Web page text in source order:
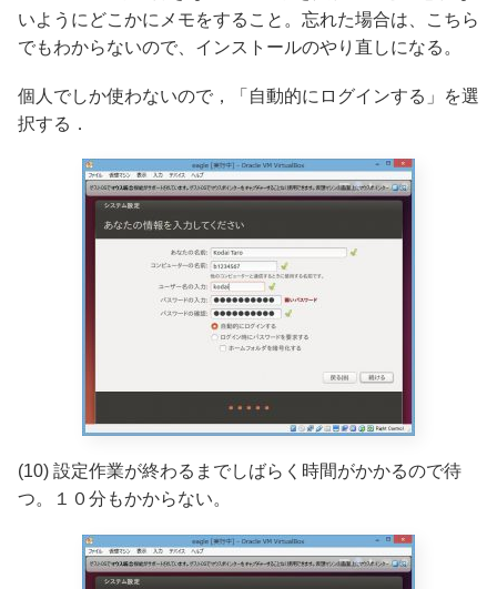
いようにどこかにメモをすること。忘れた場合は、こちら
でもわからないので、インストールのやり直しになる。
個人でしか使わないので，「自動的にログインする」を選
択する．
(10) 設定作業が終わるまでしばらく時間がかかるので待
つ。１０分もかからない。